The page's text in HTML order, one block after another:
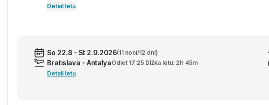
Detail letu
So 22.8 - St 2.9.2026(11 nocí/12 dní)
Bratislava - AntalyaOdlet 17:25 Dĺžka letu: 2h 45m
Detail letu